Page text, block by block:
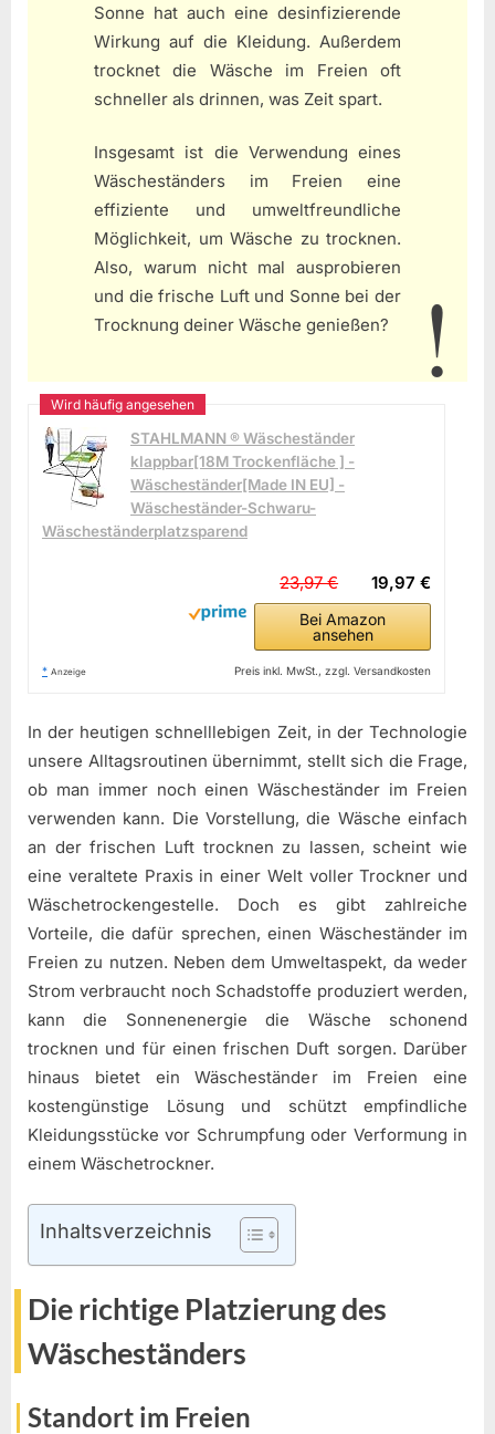
Sonne hat auch eine desinfizierende
Wirkung auf die Kleidung. Außerdem
trocknet die Wäsche im Freien oft
schneller als drinnen, was Zeit spart.
Insgesamt ist die Verwendung eines
Wäscheständers im Freien eine
effiziente und umweltfreundliche
Möglichkeit, um Wäsche zu trocknen.
Also, warum nicht mal ausprobieren
und die frische Luft und Sonne bei der
Trocknung deiner Wäsche genießen?
STAHLMANN ® Wäscheständer
klappbar[18M Trockenfläche ] -
Wäscheständer[Made IN EU] -
Wäscheständer-Schwaru-
Wäscheständerplatzsparend
19,97 €
23,97 €
Bei Amazon
ansehen
* Anzeige Preis inkl. MwSt., zzgl. Versandkosten
In der heutigen schnelllebigen Zeit, in der Technologie
unsere Alltagsroutinen übernimmt, stellt sich die Frage,
ob man immer noch einen Wäscheständer im Freien
verwenden kann. Die Vorstellung, die Wäsche einfach
an der frischen Luft trocknen zu lassen, scheint wie
eine veraltete Praxis in einer Welt voller Trockner und
Wäschetrockengestelle. Doch es gibt zahlreiche
Vorteile, die dafür sprechen, einen Wäscheständer im
Freien zu nutzen. Neben dem Umweltaspekt, da weder
Strom verbraucht noch Schadstoffe produziert werden,
kann die Sonnenenergie die Wäsche schonend
trocknen und für einen frischen Duft sorgen. Darüber
hinaus bietet ein Wäscheständer im Freien eine
kostengünstige Lösung und schützt empfindliche
Kleidungsstücke vor Schrumpfung oder Verformung in
einem Wäschetrockner.
Inhaltsverzeichnis
Die richtige Platzierung des
Wäscheständers
Standort im Freien